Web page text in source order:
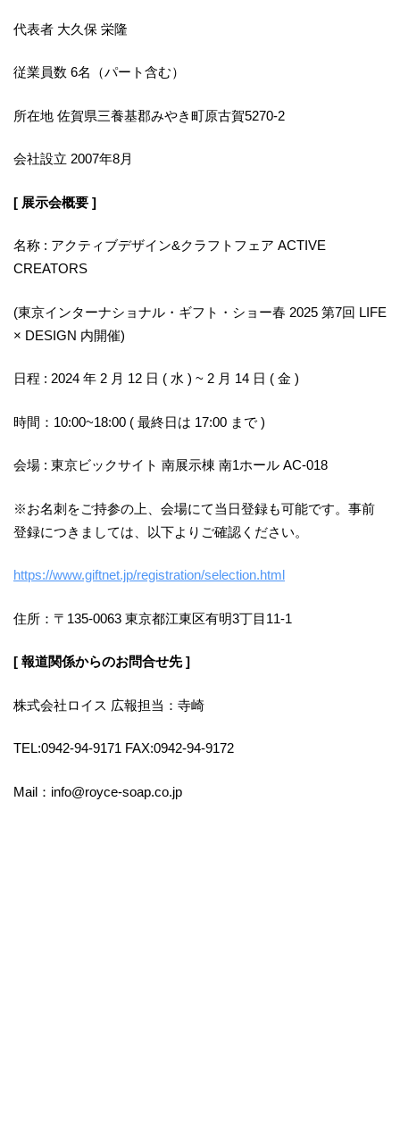
代表者 大久保 栄隆
従業員数 6名（パート含む）
所在地 佐賀県三養基郡みやき町原古賀5270-2
会社設立 2007年8月
[ 展示会概要 ]
名称 : アクティブデザイン&クラフトフェア ACTIVE
CREATORS
(東京インターナショナル・ギフト・ショー春 2025 第7回 LIFE
× DESIGN 内開催)
日程 : 2024 年 2 月 12 日 ( 水 ) ~ 2 月 14 日 ( 金 )
時間：10:00~18:00 ( 最終日は 17:00 まで )
会場 : 東京ビックサイト 南展示棟 南1ホール AC-018
※お名刺をご持参の上、会場にて当日登録も可能です。事前
登録につきましては、以下よりご確認ください。
https://www.giftnet.jp/registration/selection.html
住所：〒135-0063 東京都江東区有明3丁目11-1
[ 報道関係からのお問合せ先 ]
株式会社ロイス 広報担当：寺崎
TEL:0942-94-9171 FAX:0942-94-9172
Mail：info@royce-soap.co.jp